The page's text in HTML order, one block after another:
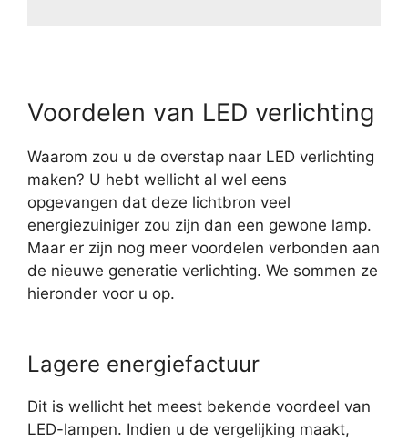
Voordelen van LED verlichting
Waarom zou u de overstap naar LED verlichting
maken? U hebt wellicht al wel eens
opgevangen dat deze lichtbron veel
energiezuiniger zou zijn dan een gewone lamp.
Maar er zijn nog meer voordelen verbonden aan
de nieuwe generatie verlichting. We sommen ze
hieronder voor u op.
Lagere energiefactuur
Dit is wellicht het meest bekende voordeel van
LED-lampen. Indien u de vergelijking maakt,